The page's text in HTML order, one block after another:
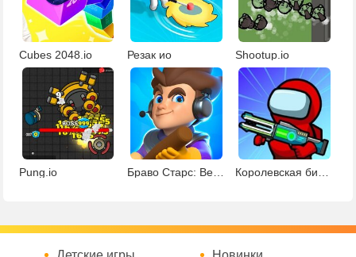
Cubes 2048.io Резак ио Shootup.io
Pung.io Браво Старс: Betrayal.io